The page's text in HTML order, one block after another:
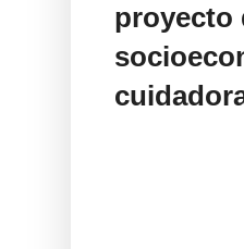
proyecto